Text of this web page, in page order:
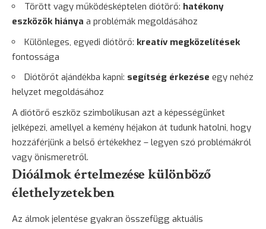
Törött vagy működésképtelen diótörő: hatékony
eszközök hiánya a problémák megoldásához
Különleges, egyedi diótörő: kreatív megközelítések
fontossága
Diótörőt ajándékba kapni: segítség érkezése egy nehéz
helyzet megoldásához
A diótörő eszköz szimbolikusan azt a képességünket
jelképezi, amellyel a kemény héjakon át tudunk hatolni, hogy
hozzáférjünk a belső értékekhez – legyen szó problémákról
vagy önismeretről.
Dióálmok értelmezése különböző
élethelyzetekben
Az álmok jelentése gyakran összefügg aktuális